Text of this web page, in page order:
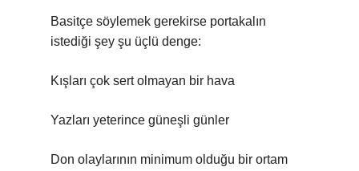
Basitçe söylemek gerekirse portakalın
istediği şey şu üçlü denge:
Kışları çok sert olmayan bir hava
Yazları yeterince güneşli günler
Don olaylarının minimum olduğu bir ortam